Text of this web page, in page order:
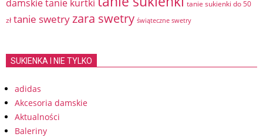
damskietanie kurtki
tanie sukienki do 50
zł tanie swetryzara swetry świąteczne swetry
SUKIENKA I NIE TYLKO
adidas
Akcesoria damskie
Aktualności
Baleriny